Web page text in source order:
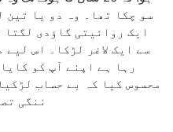
سو چکا تھا۔ وہ دو یا تین
ایک روائیتی گاؤدی
سے ایک لاغر لڑکا۔ اس
رہا ہے اپنے آپ کو
محسوس کیا کہ بے حساب
ننگی